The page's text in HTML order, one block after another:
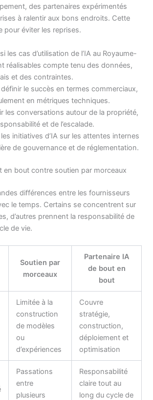
des partenaires expérimentés
à ralentir aux bons endroits. Cette
pour éviter les reprises.
les cas d’utilisation de l’IA au Royaume-
réalisables compte tenu des données,
et des contraintes.
le succès en termes commerciaux,
en métriques techniques.
les conversations autour de la propriété,
et de l’escalade.
initiatives d’IA sur les attentes internes
de gouvernance et de réglementation.
en bout contre soutien par morceaux
différences entre les fournisseurs
le temps. Certains se concentrent sur
d’autres prennent la responsabilité de
de vie.
Soutien par
morceaux
Partenaire IA
de bout en
bout
Limitée à la
construction
de modèles
ou
d’expériences
Couvre
stratégie,
construction,
déploiement et
optimisation
Passations
entre
plusieurs
Responsabilité
claire tout au
long du cycle de